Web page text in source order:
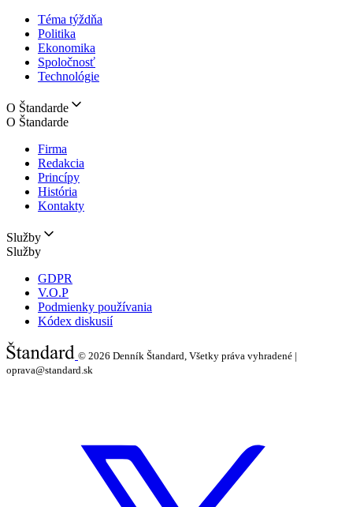
Téma týždňa
Politika
Ekonomika
Spoločnosť
Technológie
O Štandarde
O Štandarde
Firma
Redakcia
Princípy
História
Kontakty
Služby
Služby
GDPR
V.O.P
Podmienky používania
Kódex diskusií
© 2026 Denník Štandard, Všetky práva vyhradené |
oprava@standard.sk